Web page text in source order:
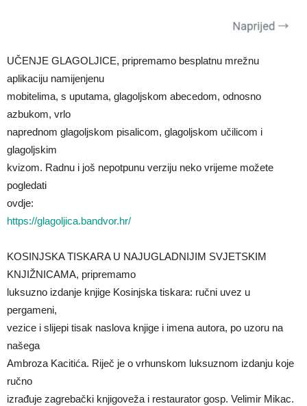
UČENJE GLAGOLJICE, pripremamo besplatnu mrežnu
aplikaciju namijenjenu
mobitelima, s uputama, glagoljskom abecedom, odnosno
azbukom, vrlo
naprednom glagoljskom pisalicom, glagoljskom učilicom i
glagoljskim
kvizom. Radnu i još nepotpunu verziju neko vrijeme možete
pogledati
ovdje:
https://glagoljica.bandvor.hr/
KOSINJSKA TISKARA U NAJUGLADNIJIM SVJETSKIM
KNJIŽNICAMA, pripremamo
luksuzno izdanje knjige Kosinjska tiskara: ručni uvez u
pergameni,
vezice i slijepi tisak naslova knjige i imena autora, po uzoru na
našega
Ambroza Kacitića. Riječ je o vrhunskom luksuznom izdanju koje
ručno
izrađuje zagrebački knjigoveža i restaurator gosp. Velimir Mikac.